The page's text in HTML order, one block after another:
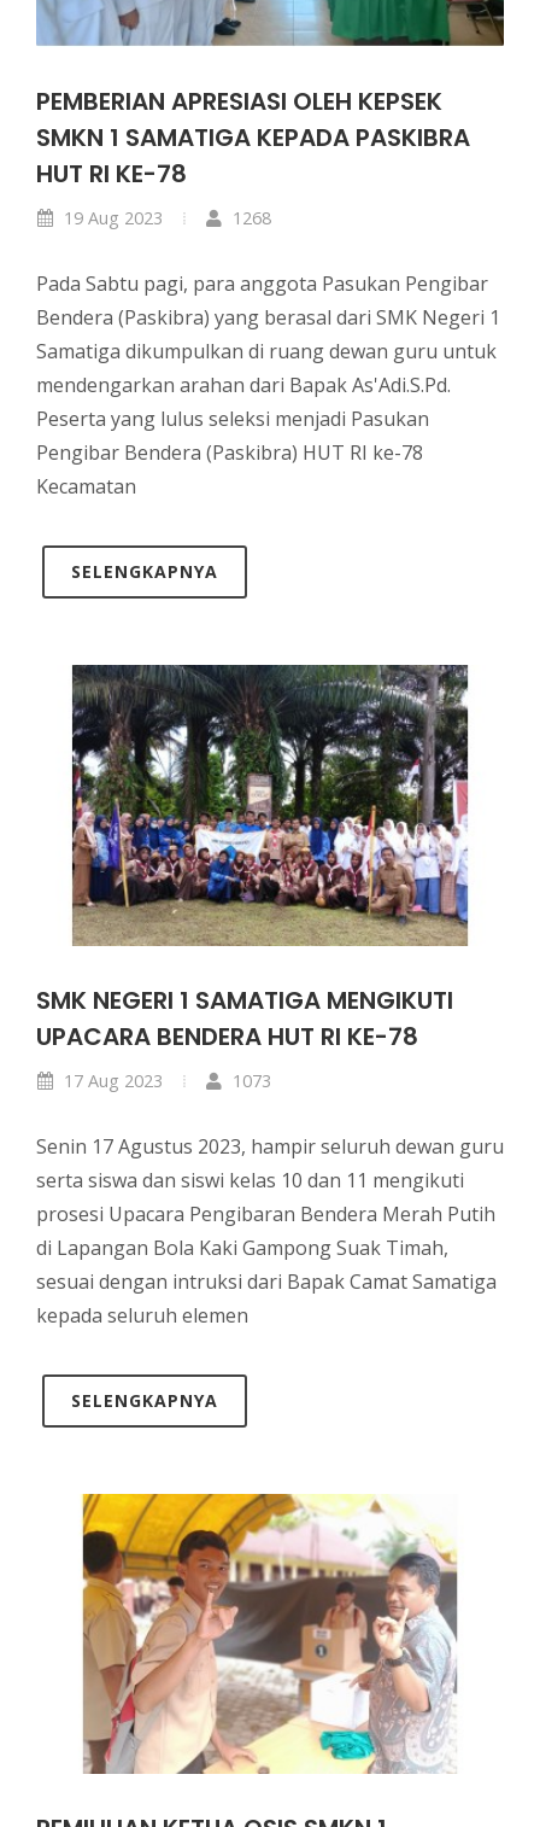
PEMBERIAN APRESIASI OLEH KEPSEK
SMKN 1 SAMATIGA KEPADA PASKIBRA
HUT RI KE-78
19 Aug 2023 1268
Pada Sabtu pagi, para anggota Pasukan Pengibar
Bendera (Paskibra) yang berasal dari SMK Negeri 1
Samatiga dikumpulkan di ruang dewan guru untuk
mendengarkan arahan dari Bapak As'Adi.S.Pd.
Peserta yang lulus seleksi menjadi Pasukan
Pengibar Bendera (Paskibra) HUT RI ke-78
Kecamatan
SELENGKAPNYA
SMK NEGERI 1 SAMATIGA MENGIKUTI
UPACARA BENDERA HUT RI KE-78
17 Aug 2023 1073
Senin 17 Agustus 2023, hampir seluruh dewan guru
serta siswa dan siswi kelas 10 dan 11 mengikuti
prosesi Upacara Pengibaran Bendera Merah Putih
di Lapangan Bola Kaki Gampong Suak Timah,
sesuai dengan intruksi dari Bapak Camat Samatiga
kepada seluruh elemen
SELENGKAPNYA